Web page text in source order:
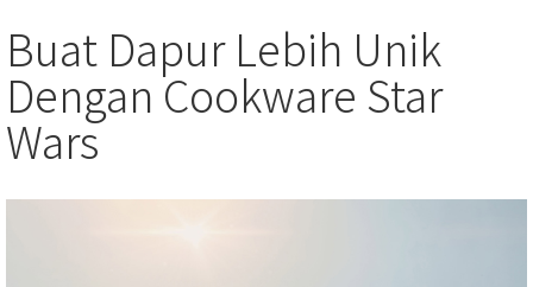
Buat Dapur Lebih Unik
Dengan Cookware Star
Wars